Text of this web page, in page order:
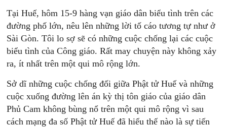
Tại Huế, hôm 15-9 hàng vạn giáo dân biểu tình trên các
đường phố lớn, nêu lên những lời tố cáo tương tự như ở
Sài Gòn. Tôi lo sợ sẽ có những cuộc chống lại các cuộc
biểu tình của Công giáo. Rất may chuyện này không xảy
ra, ít nhất trên một qui mô rộng lớn.
Sở dĩ những cuộc chống đối giữa Phật tử Huế và những
cuộc xuống đường lên án kỳ thị tôn giáo của giáo dân
Phủ Cam không bùng nổ trên một qui mô rộng vì sau
cách mạng đa số Phật tử Huế đã hiểu thế nào là sự tiến